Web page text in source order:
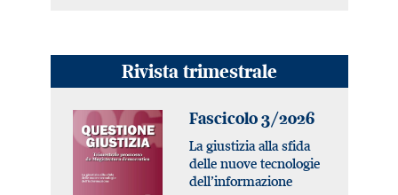
Rivista trimestrale
Fascicolo 3/2026
La giustizia alla sfida
delle nuove tecnologie
dell’informazione